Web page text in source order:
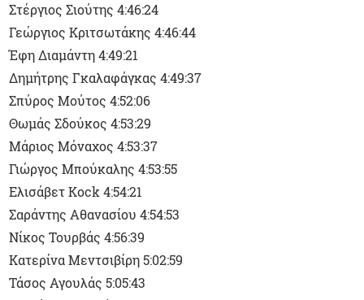
Στέργιος Σιούτης 4:46:24
Γεώργιος Κριτσωτάκης 4:46:44
Έφη Διαμάντη 4:49:21
Δημήτρης Γκαλαφάγκας 4:49:37
Σπύρος Μούτος 4:52:06
Θωμάς Σδούκος 4:53:29
Μάριος Μόναχος 4:53:37
Γιώργος Μπούκαλης 4:53:55
Ελισάβετ Kock 4:54:21
Σαράντης Αθανασίου 4:54:53
Νίκος Τουρβάς 4:56:39
Κατερίνα Μεντσιβίρη 5:02:59
Τάσος Αγουλάς 5:05:43